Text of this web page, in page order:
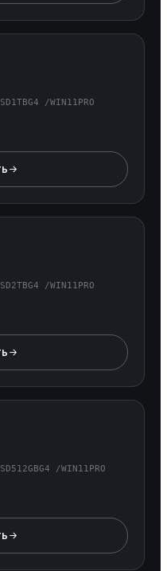
/WIN11PRO
16 ГБ / SSD 1 ТБ
/WIN11PRO
16 ГБ / SSD 2 ТБ
/WIN11PRO
32 ГБ / SSD 512 ГБ